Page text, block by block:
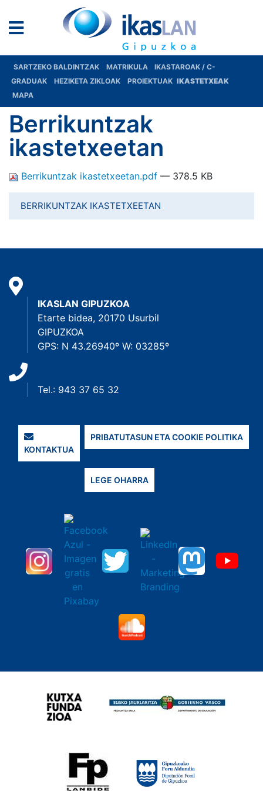
SARTZEKO BALDINTZAK MATRIKULA
IKASTAROAK / C-
GRADUAK
HEZIKETA ZIKLOAK PROIEKTUAK IKASTETXEAK
MAPA
Berrikuntzak
ikastetxeetan
Berrikuntzak ikastetxeetan.pdf — 378.5 KB
BERRIKUNTZAK IKASTETXEETAN
IKASLAN GIPUZKOA
Etarte bidea, 20170 Usurbil
GIPUZKOA
GPS: N 43.26940º W: 03285º
Tel.: 943 37 65 32
KONTAKTUA
PRIBATUTASUN ETA COOKIE POLITIKA
LEGE OHARRA